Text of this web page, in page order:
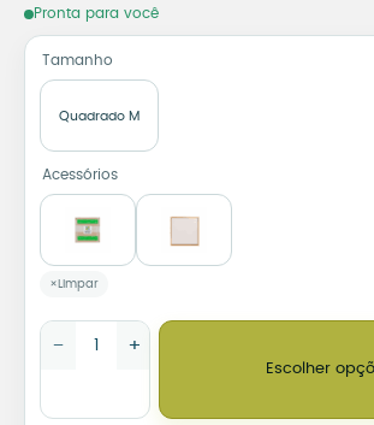
Pronta para você
Tamanho
Quadrado M
Acessórios
Limpar
Azulejo Decorativo Sob Teu Olhar
− +
Escolher